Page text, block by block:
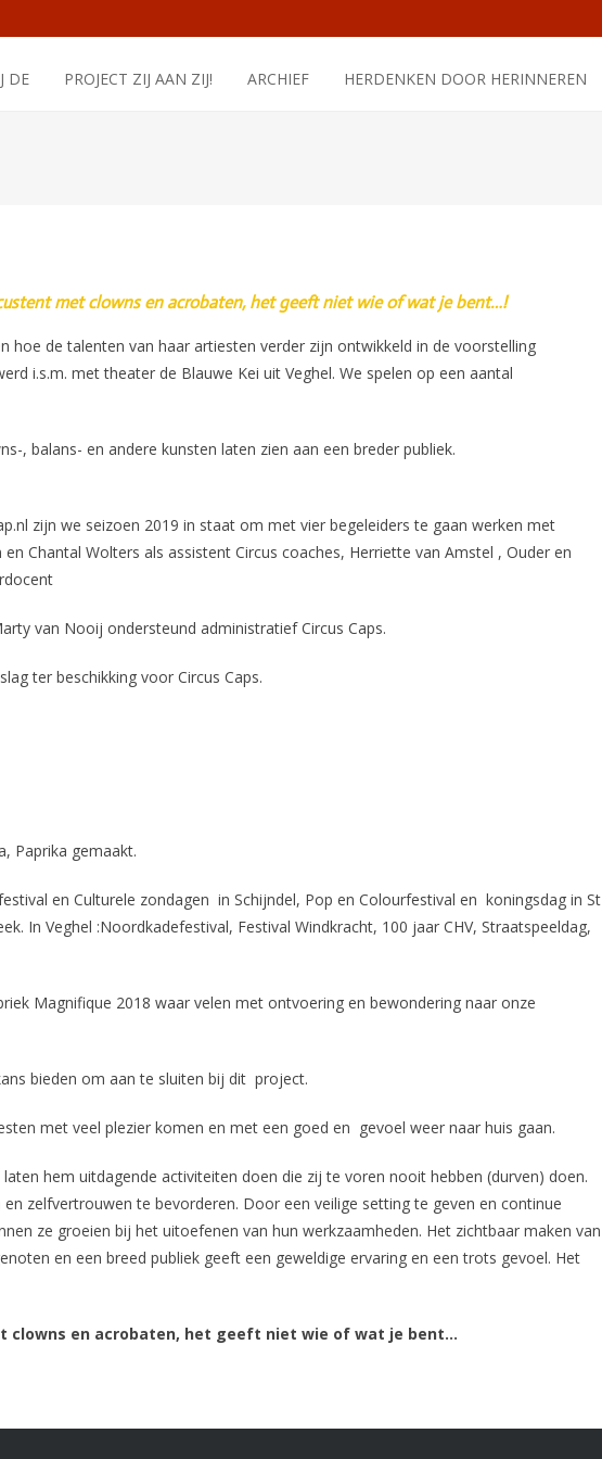
DE PROJECT ZIJ AAN ZIJ! ARCHIEF HERDENKEN DOOR HERINNEREN
met clowns en acrobaten, het geeft niet wie of wat je bent…!
hoe de talenten van haar artiesten verder zijn ontwikkeld in de voorstelling
i.s.m. met theater de Blauwe Kei uit Veghel. We spelen op een aantal
, balans- en andere kunsten laten zien aan een breder publiek.
zijn we seizoen 2019 in staat om met vier begeleiders te gaan werken met
Chantal Wolters als assistent Circus coaches, Herriette van Amstel , Ouder en
van Nooij ondersteund administratief Circus Caps.
ter beschikking voor Circus Caps.
Paprika gemaakt.
en Culturele zondagen in Schijndel, Pop en Colourfestival en koningsdag in St
In Veghel :Noordkadefestival, Festival Windkracht, 100 jaar CHV, Straatspeeldag,
Magnifique 2018 waar velen met ontvoering en bewondering naar onze
bieden om aan te sluiten bij dit project.
met veel plezier komen en met een goed en gevoel weer naar huis gaan.
hem uitdagende activiteiten doen die zij te voren nooit hebben (durven) doen.
zelfvertrouwen te bevorderen. Door een veilige setting te geven en continue
ze groeien bij het uitoefenen van hun werkzaamheden. Het zichtbaar maken van
en een breed publiek geeft een geweldige ervaring en een trots gevoel. Het
clowns en acrobaten, het geeft niet wie of wat je bent…